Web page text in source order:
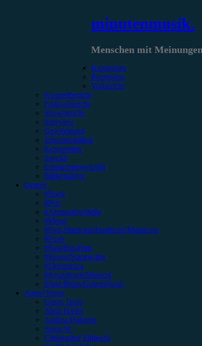
minutenmusik.
Menschen mit
Kategorien
Rezension
Vorbericht
Konzertbericht
Festivalbericht
Showbericht
Interview
Gewinnspiel
Jahresrückblick
Kommentar
Special
Erinnerungswürdig
Bildergalerie
Genres
#Rock
#Pop
#Alternative/Indie
#Metal
#Post-Hardcore/Hardcore/Metalcore
#Punk
#Rap/Hip-Hop
#Singer/Songwriter
#Electronica
#Soundtrack/Musical
#Jazz/Blues/Gospel/Soul
Autor*innen
Unser Team
Alina Hasky
Andrea Holstein
Anna W.
Christopher Filipecki